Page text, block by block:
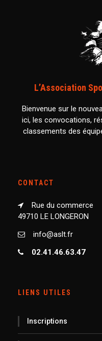
L’Association
Bienvenue sur le
ici, les convocations,
classements des
CONTACT
Rue du commerce
49710 LE LONGERON
info@aslt.fr
02.41.46.63.47
LIENS UTILES
Inscriptions